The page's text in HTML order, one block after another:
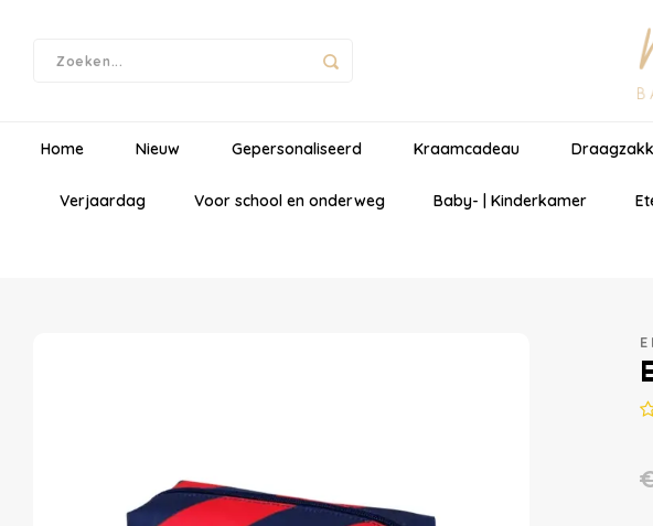
Home Nieuw Gepersonaliseerd Kraamcadeau
Verjaardag Voor school en onderweg Baby- | Kinderkamer